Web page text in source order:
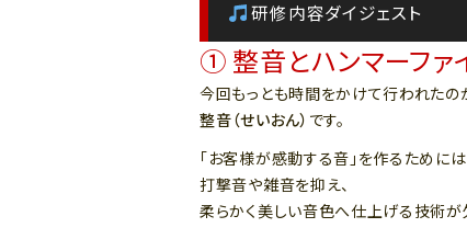
研修内容ダイジェスト
① 整音とハンマーファ
今回もっとも時間をかけて行われたの
整音（せいおん） です。
「お客様が感動する音」を作るためには
打撃音や雑音を抑え、
柔らかく美しい音色へ仕上げる技術が